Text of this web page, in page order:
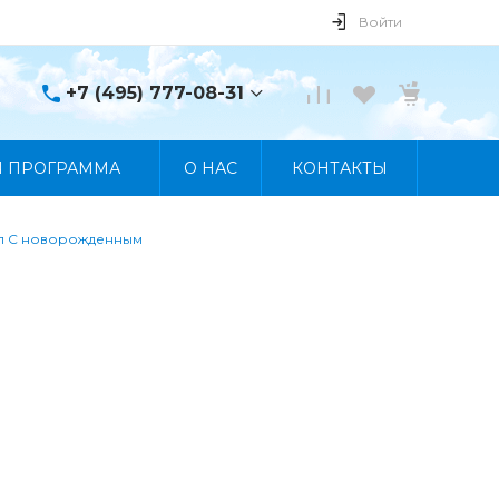
Войти
+7 (495) 777-08-31
+7 (495) 777-08-31
Выходной
ПРОГРАММА О НАС КОНТАКТЫ
С новорожденным